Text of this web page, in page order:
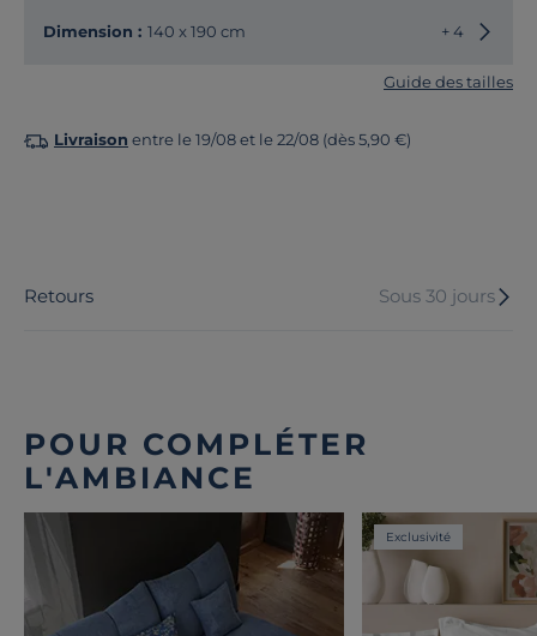
Dimension : 140 x 190 cm + 4
Guide des tailles
Livraison entre le 19/08 et le 22/08 (dès 5,90 €)
Retours Sous 30 jours
POUR COMPLÉTER
L'AMBIANCE
Exclusivité